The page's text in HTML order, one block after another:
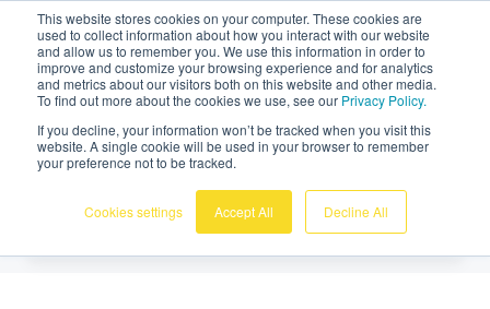
This website stores cookies on your computer. These cookies are
used to collect information about how you interact with our website
and allow us to remember you. We use this information in order to
improve and customize your browsing experience and for analytics
and metrics about our visitors both on this website and other media.
To find out more about the cookies we use, see our Privacy Policy.
If you decline, your information won’t be tracked when you visit this
website. A single cookie will be used in your browser to remember
your preference not to be tracked.
Cookies settings Accept All Decline All
Français
Actualites